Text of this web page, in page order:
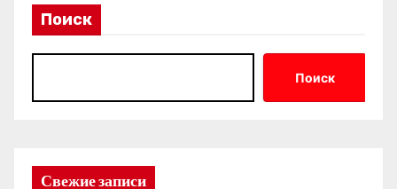
Поиск
Поиск
Свежие записи